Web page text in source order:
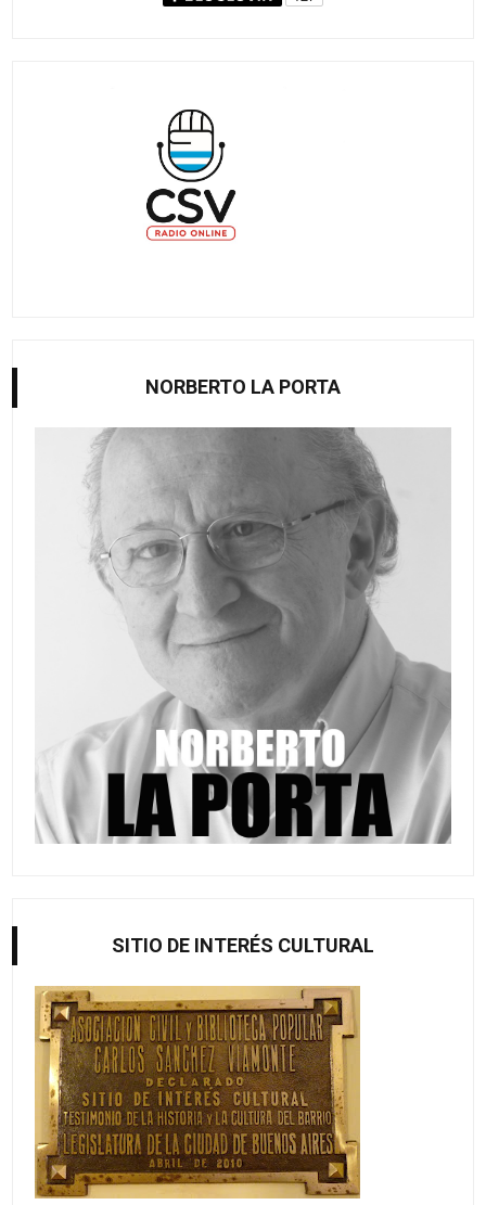
NORBERTO LA PORTA
SITIO DE INTERÉS CULTURAL